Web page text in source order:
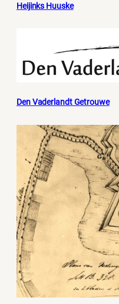
Heijinks Huuske
Den Vaderlandt Getrouwe